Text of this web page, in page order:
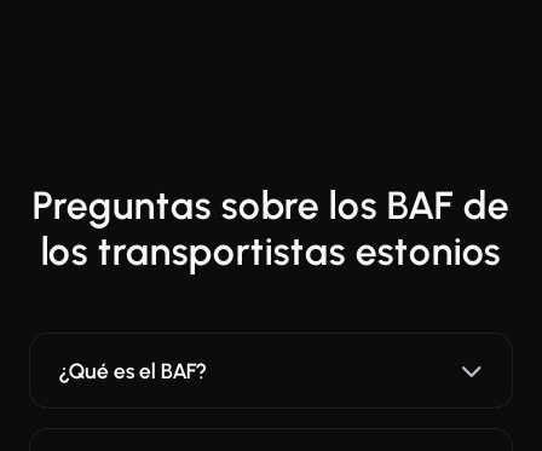
Preguntas sobre los BAF de
los transportistas estonios
¿Qué es el BAF?